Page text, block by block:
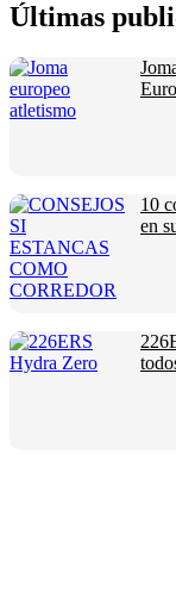
Últimas
10
en